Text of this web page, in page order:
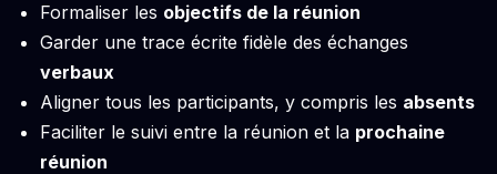
Formaliser les objectifs de la réunion
Garder une trace écrite fidèle des échanges
verbaux
Aligner tous les participants, y compris les absents
Faciliter le suivi entre la réunion et la prochaine
réunion